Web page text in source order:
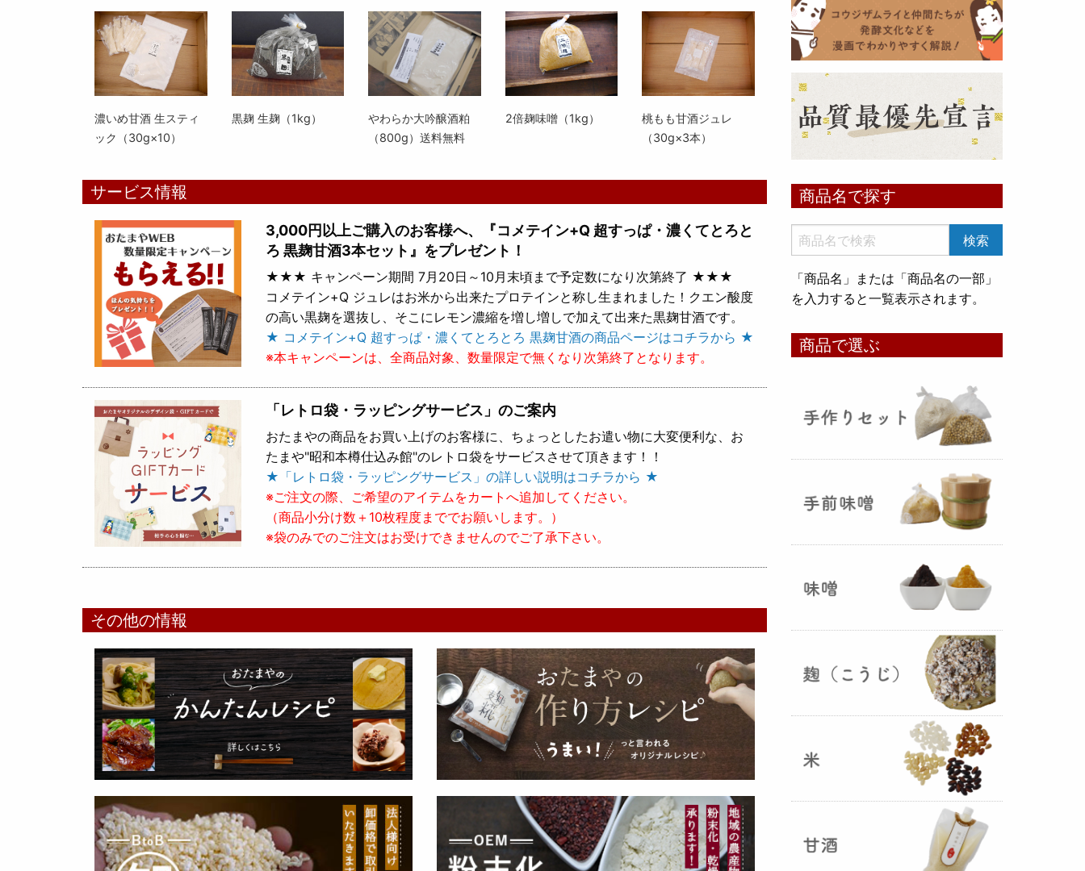
濃いめ甘酒 生スティ
ック（30g×10）
黒麹 生麹（1kg）
やわらか大吟醸酒粕
（800g）送料無料
2倍麹味噌（1kg）
桃もも甘酒ジュレ
（30g×3本）
サービス情報
3,000円以上ご購入のお客様へ、『コメテイン+Q 超すっぱ・濃くてとろと
ろ 黒麹甘酒3本セット』をプレゼント！
★★★ キャンペーン期間 7月20日～10月末頃まで予定数になり次第終了 ★★★
コメテイン+Q ジュレはお米から出来たプロテインと称し生まれました！クエン酸度
の高い黒麹を選抜し、そこにレモン濃縮を増し増しで加えて出来た黒麹甘酒です。
★ コメテイン+Q 超すっぱ・濃くてとろとろ 黒麹甘酒の商品ページはコチラから ★
※本キャンペーンは、全商品対象、数量限定で無くなり次第終了となります。
「レトロ袋・ラッピングサービス」のご案内
おたまやの商品をお買い上げのお客様に、ちょっとしたお遣い物に大変便利な、お
たまや"昭和本樽仕込み館"のレトロ袋をサービスさせて頂きます！！
★「レトロ袋・ラッピングサービス」の詳しい説明はコチラから ★
※ご注文の際、ご希望のアイテムをカートへ追加してください。
（商品小分け数＋10枚程度まででお願いします。）
※袋のみでのご注文はお受けできませんのでご了承下さい。
その他の情報
甘酒 生スティック新発売！
（2025年11月11日）
いめ甘酒 30g』と『オートミー
プをリリース致しました。何処へ
でも持ち運びが出来て、非常に便
利です！
た！（2025年08月12日）
お米5kg貯蔵用アルミ袋が完
成しました！完全オリジナルで特
別な仕様でお米の美味しさをその
ままキープ！酸化防止と長期保存
を可能にしました！
山形さくらんぼ甘酒ゼリー発売
山形のさくらんぼをペーストにし
て、当店の生甘酒と合わせフレッ
シュな酸味の効いたさくらんぼ甘
が出来まし
た。
商品名で探す
「商品名」または「商品名の一部」
を入力すると一覧表示されます。
商品で選ぶ